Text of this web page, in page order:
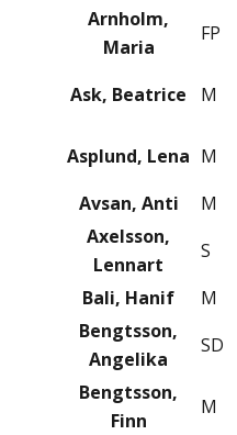
Arnholm,
Maria
FP
Ask, Beatrice M
Asplund, Lena M
Avsan, Anti
M
Axelsson,
Lennart
S
Bali, Hanif
M
Bengtsson,
Angelika
SD
Bengtsson,
Finn
M